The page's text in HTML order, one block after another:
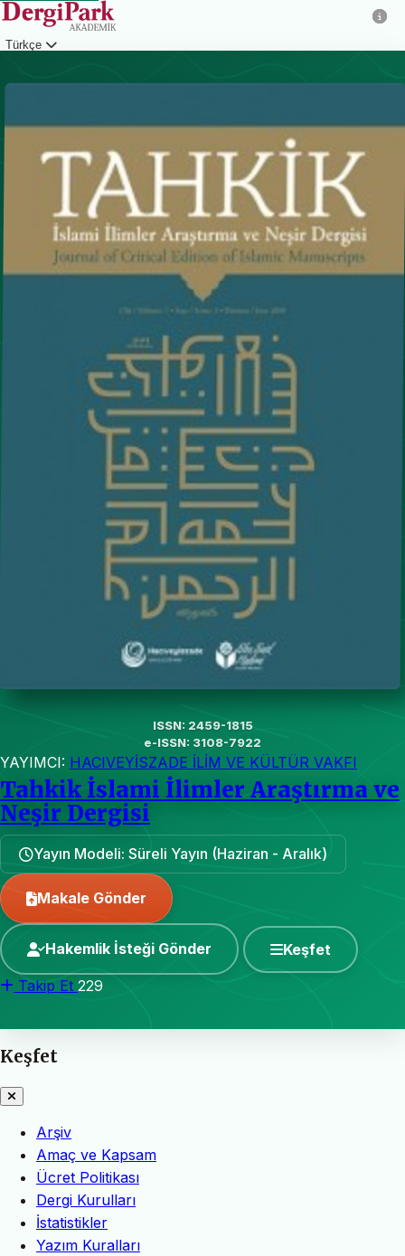
Türkçe
ISSN: 2459-1815
e-ISSN: 3108-7922
YAYIMCI: HACIVEYİSZADE İLİM VE KÜLTÜR VAKFI
Tahkik İslami İlimler Araştırma ve
Neşir Dergisi
Yayın Modeli: Süreli Yayın (Haziran - Aralık)
Makale Gönder
Hakemlik İsteği Gönder Keşfet
Takip Et 229
Keşfet
Arşiv
Amaç ve Kapsam
Ücret Politikası
Dergi Kurulları
İstatistikler
Yazım Kuralları